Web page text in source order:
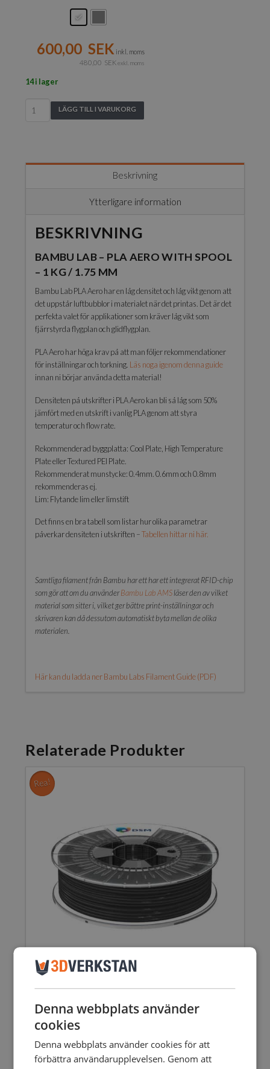
600,00 SEK inkl. moms
480,00 SEKexkl. moms
14 i lager
Lab
with
mm
mängd
LÄGG TILL I VARUKORG
Beskrivning
Ytterligare information
BESKRIVNING
BAMBU LAB – PLA AERO WITH SPOOL
– 1 KG / 1.75 MM
Bambu Lab PLA Aero har en låg densitet och låg vikt genom att
det uppstår luftbubblor i materialet när det printas. Det är det
perfekta valet för applikationer som kräver låg vikt som
fjärrstyrda flygplan och glidflygplan.
PLA Aero har höga krav på att man följer rekommendationer
för inställningar och torkning. Läs noga igenom denna guide
innan ni börjar använda detta material!
Densiteten på utskrifter i PLA Aero kan bli så låg som 50%
jämfört med en utskrift i vanlig PLA genom att styra
temperatur och flow rate.
Rekommenderad byggplatta: Cool Plate, High Temperature
Plate eller Textured PEI Plate.
Rekommenderat munstycke: 0.4mm. 0.6mm och 0.8mm
rekommenderas ej.
Lim: Flytande lim eller limstift
Det finns en bra tabell som listar hur olika parametrar
påverkar densiteten i utskriften –Tabellen hittar ni här.
Samtliga filament från Bambu har ett har ett integrerat RFID-chip
som gör att om du använderBambu Lab AMSläser den av vilket
material som sitter i, vilket ger bättre print-inställningar och
skrivaren kan då dessutom automatiskt byta mellan de olika
materialen.
Här kan du ladda ner Bambu Labs Filament Guide (PDF)
Relaterade Produkter
Rea!
DSM ARNITEL ID 2045 (TPC)
123,75SEK inkl. moms
99,00 SEKexkl. moms
här
produkten
Denna webbplats använder
cookies
Denna webbplats använder cookies för att
förbättra användarupplevelsen. Genom att